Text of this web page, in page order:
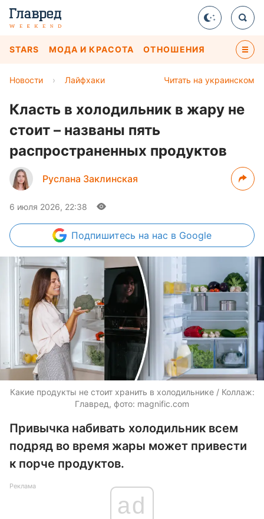
STARS МОДА И КРАСОТА ОТНОШЕНИЯ
Читать на украинском
Новости › Лайфхаки
Класть в холодильник в жару не
стоит – названы пять
распространенных продуктов
Руслана Заклинская
6 июля 2026, 22:38
Подпишитесь на нас в Google
Какие продукты не стоит хранить в холодильнике / Коллаж:
Главред, фото: magnific.com
Привычка набивать холодильник всем
подряд во время жары может привести
к порче продуктов.
Реклама
ad